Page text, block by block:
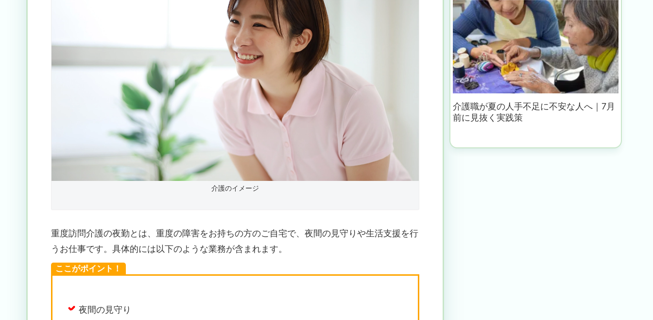
介護のイメージ
重度訪問介護の夜勤とは、重度の障害をお持ちの方のご自宅で、夜間の見守りや生活支援を行
うお仕事です。具体的には以下のような業務が含まれます。
ここがポイント！
夜間の見守り
介護職が夏の人手不足に不安な人へ｜7月
前に見抜く実践策